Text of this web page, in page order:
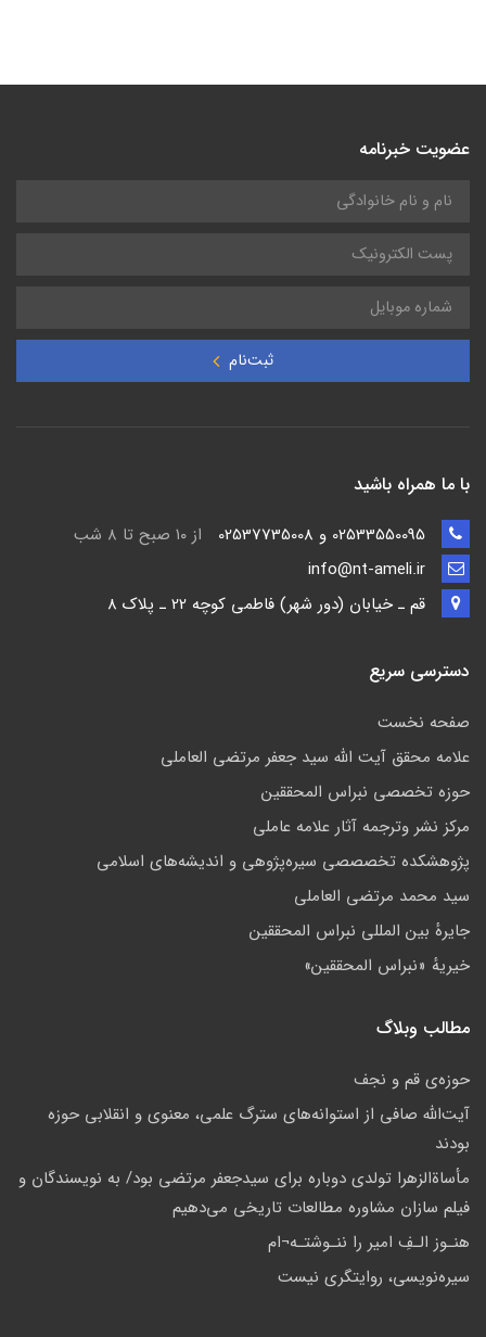
عضویت خبرنامه
ثبت‌نام
با ما همراه باشید
از ۱۰ صبح تا ۸ شب
قم ـ خيابان (دور شهر) فاطمي كوچه 22 ـ پلاک 8
دسترسی سریع
صفحه نخست
علامه محقق آیت الله سید جعفر مرتضی العاملی
حوزه تخصصی نبراس المحققین
مركز نشر وترجمه آثار علامه عاملی
پژوهشكده تخصصصى سیره‌پژوهی و اندیشه‌های اسلامی
سید محمد مرتضی العاملی
جايرهٔ بین المللی نبراس المحققین
خيريهٔ «نبراس المحققين»
مطالب وبلاگ
حوزه‌ى قم و نجف
آیت‌الله صافی از استوانه‌های سترگ علمی، معنوی و انقلابی حوزه‌
بودند
مأساة‌الزهرا تولدی دوباره برای سیدجعفر مرتضی بود/ به نویسندگان و
فیلم سازان مشاوره مطالعات تاریخی می‌دهیم
هنـوز الـفِ امير را ننـوشتـه¬ام
سیره­‌نویسی، روایتگری نیست